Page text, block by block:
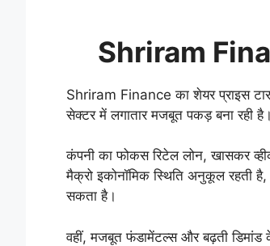
Shriram
Shriram Finance का शेयर प्राइस
सेक्टर में लगातार मजबूत पकड़ बना रही है।
कंपनी का फोकस रिटेल लोन, खासकर
मैक्रो इकोनॉमिक स्थिति अनुकूल
सकता है।
वहीं, मजबूत फंडामेंटल्स और बढ़ती